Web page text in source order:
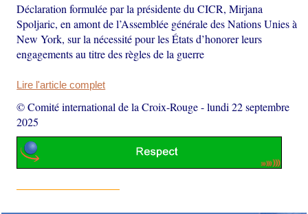
Déclaration formulée par la présidente du CICR, Mirjana
Spoljaric, en amont de l’Assemblée générale des Nations Unies à
New York, sur la nécessité pour les États d’honorer leurs
engagements au titre des règles de la guerre
Lire l'article complet
© Comité international de la Croix-Rouge-lundi 22 septembre
2025